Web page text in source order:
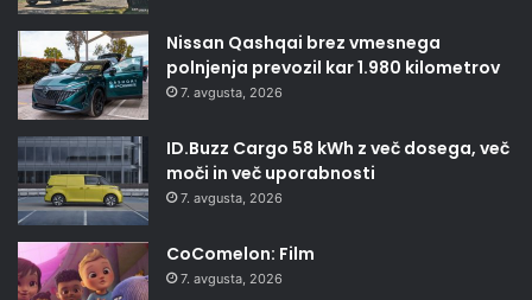
Nissan Qashqai brez vmesnega
polnjenja prevozil kar 1.980 kilometrov
7. avgusta, 2026
ID.Buzz Cargo 58 kWh z več dosega, več
moči in več uporabnosti
7. avgusta, 2026
CoComelon: Film
7. avgusta, 2026